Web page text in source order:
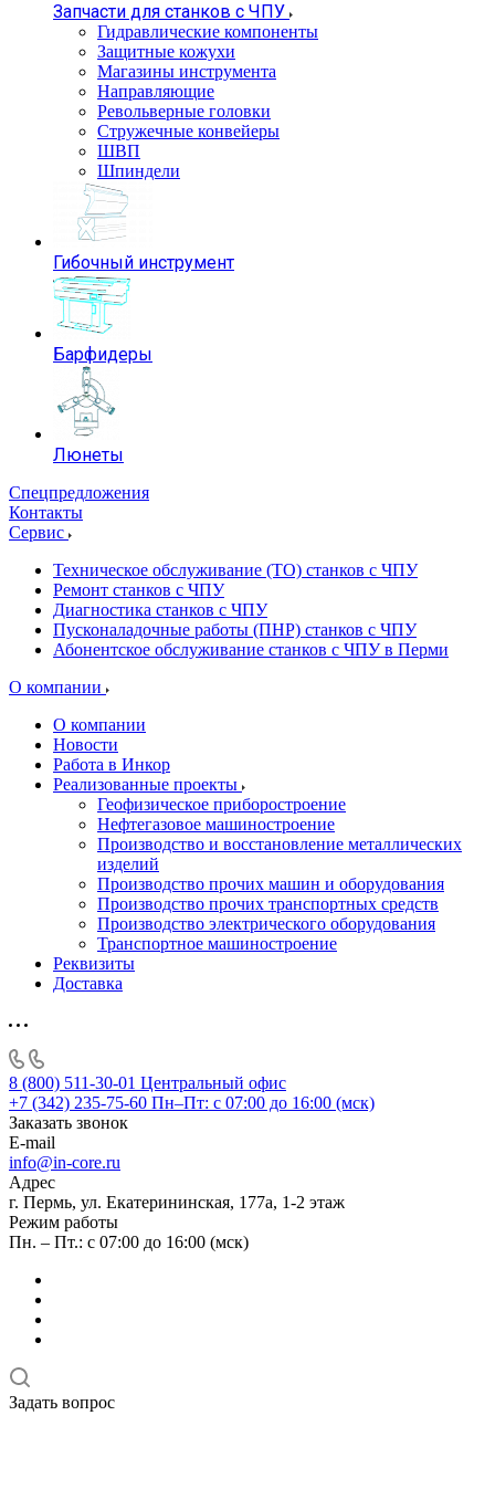
Запчасти для станков с ЧПУ
Гидравлические компоненты
Защитные кожухи
Магазины инструмента
Направляющие
Револьверные головки
Стружечные конвейеры
ШВП
Шпиндели
Гибочный инструмент
Барфидеры
Люнеты
Спецпредложения
Контакты
Сервис
Техническое обслуживание (ТО) станков с ЧПУ
Ремонт станков с ЧПУ
Диагностика станков с ЧПУ
Пусконаладочные работы (ПНР) станков с ЧПУ
Абонентское обслуживание станков с ЧПУ в Перми
О компании
О компании
Новости
Работа в Инкор
Реализованные проекты
Геофизическое приборостроение
Нефтегазовое машиностроение
Производство и восстановление металлических
изделий
Производство прочих машин и оборудования
Производство прочих транспортных средств
Производство электрического оборудования
Транспортное машиностроение
Реквизиты
Доставка
8 (800) 511-30-01 Центральный офис
+7 (342) 235-75-60 Пн–Пт: с 07:00 до 16:00 (мск)
Заказать звонок
E-mail
info@in-core.ru
Адрес
г. Пермь, ул. ​Екатерининская, 177а, ​1-2 этаж
Режим работы
Пн. – Пт.: с 07:00 до 16:00 (мск)
Задать вопрос